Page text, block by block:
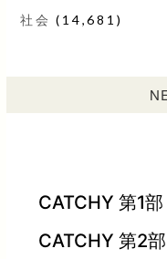
社会 (14,681)
CATCHY 第1部
CATCHY 第2